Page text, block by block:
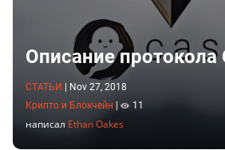
Описание протокола
СТАТЬИ
Nov 27, 2018
Крипто и Блокчейн
11
написал Ethan Oakes